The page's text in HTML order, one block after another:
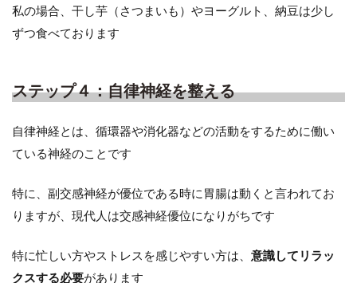
私の場合、干し芋（さつまいも）やヨーグルト、納豆は少し
ずつ食べております
ステップ４：自律神経を整える
自律神経とは、循環器や消化器などの活動をするために働い
ている神経のことです
特に、副交感神経が優位である時に胃腸は動くと言われてお
りますが、現代人は交感神経優位になりがちです
特に忙しい方やストレスを感じやすい方は、 意識してリラッ
クスする必要があります